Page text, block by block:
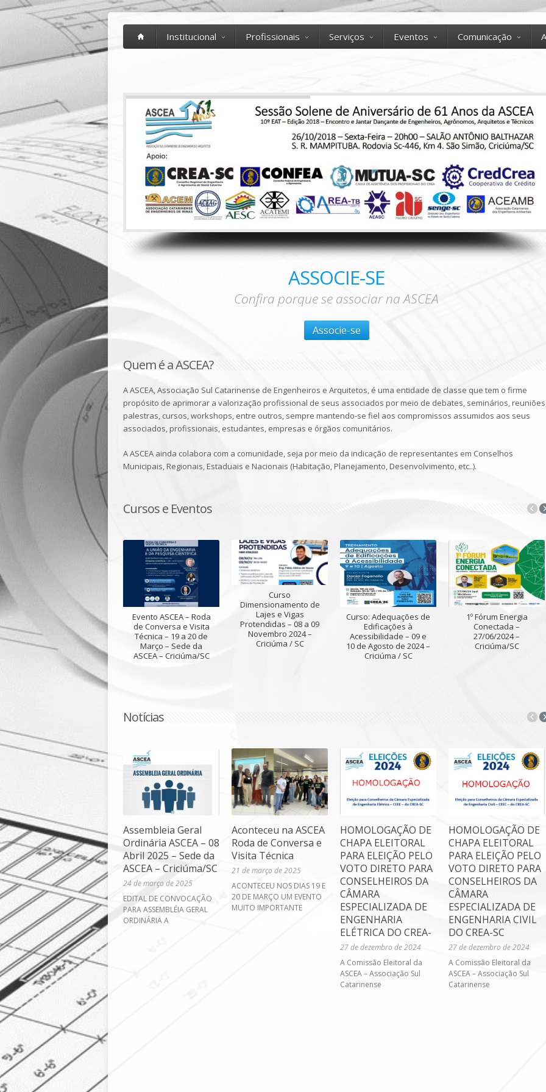
Institucional Profissionais Serviços Eventos Comunicação
ASSOCIE-SE
Confira porque se associar na ASCEA
Associe-se
Quem é a ASCEA?
A ASCEA, Associação Sul Catarinense de Engenheiros e Arquitetos, é uma entidade de classe que tem o firme
propósito de aprimorar a valorização profissional de seus associados por meio de debates, seminários,
palestras, cursos, workshops, entre outros, sempre mantendo-se fiel aos compromissos assumidos aos seus
associados, profissionais, estudantes, empresas e órgãos comunitários.
A ASCEA ainda colabora com a comunidade, seja por meio da indicação de representantes em Conselhos
Municipais, Regionais, Estaduais e Nacionais (Habitação, Planejamento, Desenvolvimento, etc..).
Cursos e Eventos
Evento ASCEA – Roda
de Conversa e Visita
Técnica – 19 a 20 de
Março – Sede da
ASCEA – Criciúma/SC
Curso
Dimensionamento de
Lajes e Vigas
Protendidas – 08 a 09
Novembro 2024 –
Criciúma / SC
Curso: Adequações de
Edificações à
Acessibilidade – 09 e
10 de Agosto de 2024 –
Criciúma / SC
1º Fórum Energia
Conectada –
27/06/2024 –
Criciúma/SC
Notícias
Assembleia Geral
Ordinária ASCEA – 08
Abril 2025 – Sede da
ASCEA – Criciúma/SC
24 de março de 2025
EDITAL DE CONVOCAÇÃO
PARA ASSEMBLÉIA GERAL
ORDINÁRIA A
Aconteceu na ASCEA
Roda de Conversa e
Visita Técnica
21 de março de 2025
ACONTECEU NOS DIAS 19 E
20 DE MARÇO UM EVENTO
MUITO IMPORTANTE
HOMOLOGAÇÃO DE
CHAPA ELEITORAL
PARA ELEIÇÃO PELO
VOTO DIRETO PARA
CONSELHEIROS DA
CÂMARA
ESPECIALIZADA DE
ENGENHARIA
ELÉTRICA DO CREA-
27 de dezembro de 2024
A Comissão Eleitoral da
ASCEA – Associação Sul
Catarinense
HOMOLOGAÇÃO DE
CHAPA ELEITORAL
PARA ELEIÇÃO PELO
VOTO DIRETO PARA
CONSELHEIROS DA
CÂMARA
ESPECIALIZADA DE
ENGENHARIA CIVIL
DO CREA-SC
27 de dezembro de 2024
A Comissão Eleitoral da
ASCEA – Associação Sul
Catarinense